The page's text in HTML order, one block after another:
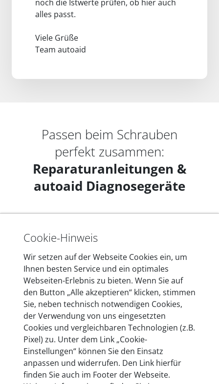
noch die Istwerte prüfen, ob hier auch
alles passt.
Viele Grüße
Team autoaid
Passen beim Schrauben
perfekt zusammen:
Reparaturanleitungen &
autoaid Diagnosegeräte
Jetzt entdecken
EN | EUR (€)
Unternehmen
Cookie-Hinweis
Wir setzen auf der Webseite Cookies ein, um
Ihnen besten Service und ein optimales
Webseiten-Erlebnis zu bieten. Wenn Sie auf
den Button „Alle akzeptieren“ klicken, stimmen
Sie, neben technisch notwendigen Cookies,
der Verwendung von uns eingesetzten
Cookies und vergleichbaren Technologien (z.B.
Pixel) zu. Unter dem Link „Cookie-
Einstellungen“ können Sie den Einsatz
anpassen und widerrufen. Den Link hierfür
finden Sie auch im Footer der Webseite.